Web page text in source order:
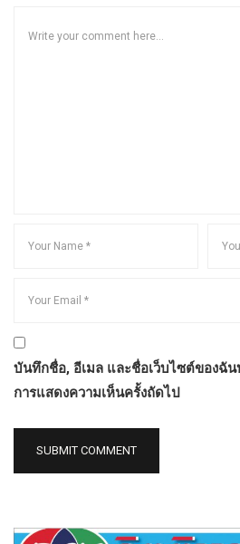
บันทึกชื่อ, อีเมล และชื่อเว็บไซต์ของฉัน
การแสดงความเห็นครั้งถัดไป